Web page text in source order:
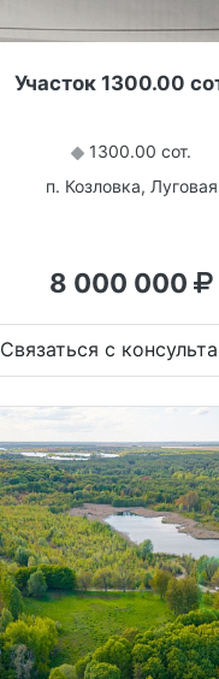
Участок 1300.00
1300.00 сот.
п. Козловка, Луговая
8 000 000
Связаться с